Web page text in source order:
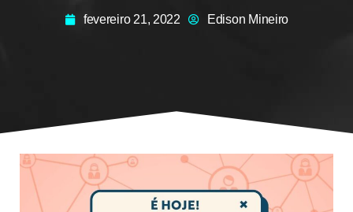
fevereiro 21, 2022 Edison Mineiro